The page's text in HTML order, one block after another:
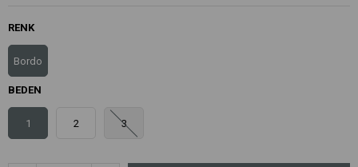
RENK
Bordo
BEDEN
1 2 3